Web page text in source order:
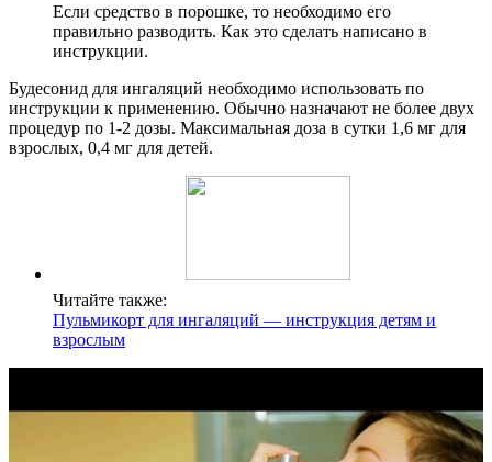
Если средство в порошке, то необходимо его
правильно разводить. Как это сделать написано в
инструкции.
Будесонид для ингаляций необходимо использовать по
инструкции к применению. Обычно назначают не более двух
процедур по 1-2 дозы. Максимальная доза в сутки 1,6 мг для
взрослых, 0,4 мг для детей.
Читайте также:
Пульмикорт для ингаляций — инструкция детям и
взрослым